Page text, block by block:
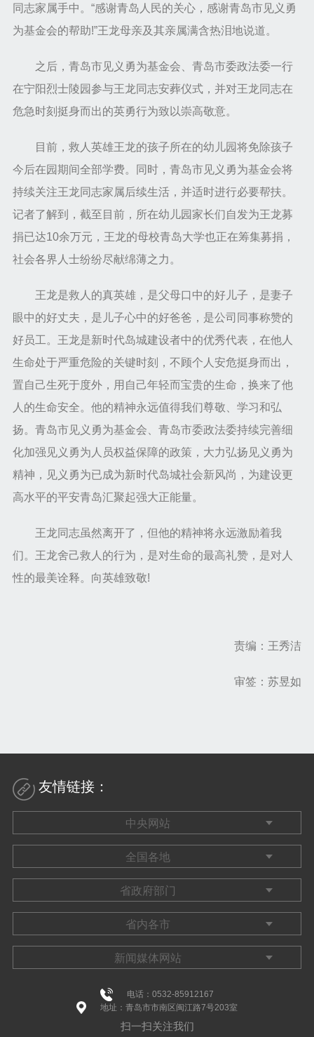
同志家属手中。“感谢青岛人民的关心，感谢青岛市见义勇
为基金会的帮助!”王龙母亲及其亲属满含热泪地说道。
之后，青岛市见义勇为基金会、青岛市委政法委一行
在宁阳烈士陵园参与王龙同志安葬仪式，并对王龙同志在
危急时刻挺身而出的英勇行为致以崇高敬意。
目前，救人英雄王龙的孩子所在的幼儿园将免除孩子
今后在园期间全部学费。同时，青岛市见义勇为基金会将
持续关注王龙同志家属后续生活，并适时进行必要帮扶。
记者了解到，截至目前，所在幼儿园家长们自发为王龙募
捐已达10余万元，王龙的母校青岛大学也正在筹集募捐，
社会各界人士纷纷尽献绵薄之力。
王龙是救人的真英雄，是父母口中的好儿子，是妻子
眼中的好丈夫，是儿子心中的好爸爸，是公司同事称赞的
好员工。王龙是新时代岛城建设者中的优秀代表，在他人
生命处于严重危险的关键时刻，不顾个人安危挺身而出，
置自己生死于度外，用自己年轻而宝贵的生命，换来了他
人的生命安全。他的精神永远值得我们尊敬、学习和弘
扬。青岛市见义勇为基金会、青岛市委政法委持续完善细
化加强见义勇为人员权益保障的政策，大力弘扬见义勇为
精神，见义勇为已成为新时代岛城社会新风尚，为建设更
高水平的平安青岛汇聚起强大正能量。
王龙同志虽然离开了，但他的精神将永远激励着我
们。王龙舍己救人的行为，是对生命的最高礼赞，是对人
性的最美诠释。向英雄致敬!
责编：王秀洁
审签：苏昱如
友情链接：
电话：0532-85912167
地址：青岛市市南区闽江路7号203室
扫一扫关注我们